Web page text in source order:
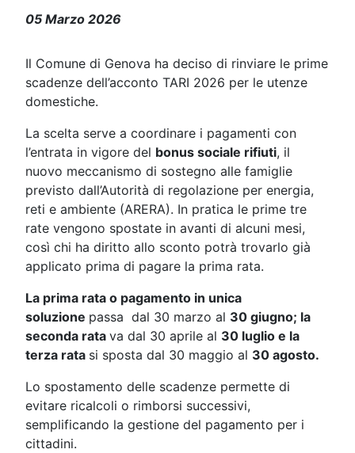
TARI 2026: slittano le prime
05 Marzo 2026
Il Comune di Genova ha deciso di rinviare le prime
scadenze dell’acconto TARI 2026 per le utenze
domestiche.
La scelta serve a coordinare i pagamenti con
l’entrata in vigore del bonus sociale rifiuti, il
nuovo meccanismo di sostegno alle famiglie
previsto dall’Autorità di regolazione per energia,
reti e ambiente (ARERA). In pratica le prime tre
rate vengono spostate in avanti di alcuni mesi,
così chi ha diritto allo sconto potrà trovarlo già
applicato prima di pagare la prima rata.
La prima rata o pagamento in unica
soluzione passa dal 30 marzo al 30 giugno; la
seconda rata va dal 30 aprile al 30 luglio e la
terza rata si sposta dal 30 maggio al 30 agosto.
Lo spostamento delle scadenze permette di
evitare ricalcoli o rimborsi successivi,
semplificando la gestione del pagamento per i
cittadini.